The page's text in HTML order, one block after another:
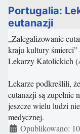
Portugalia:
eutanazji
„Zalegalizowanie
kraju kultury śmierci”
Lekarzy Katolickich
Lekarze podkreślili,
eutanazji są
jeszcze wielu ludzi
medycznej.
Szczegóły
Opublikowano: